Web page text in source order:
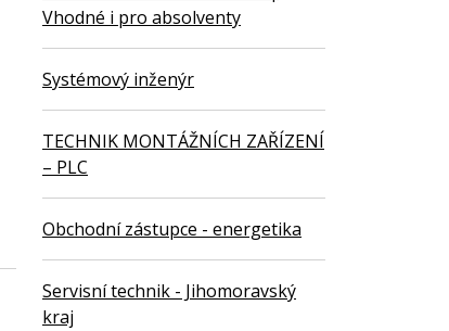
Vhodné i pro absolventy
Systémový inženýr
TECHNIK MONTÁŽNÍCH ZAŘÍZENÍ
– PLC
Obchodní zástupce - energetika
Servisní technik - Jihomoravský
kraj